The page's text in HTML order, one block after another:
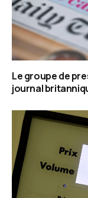
Le groupe de
journal